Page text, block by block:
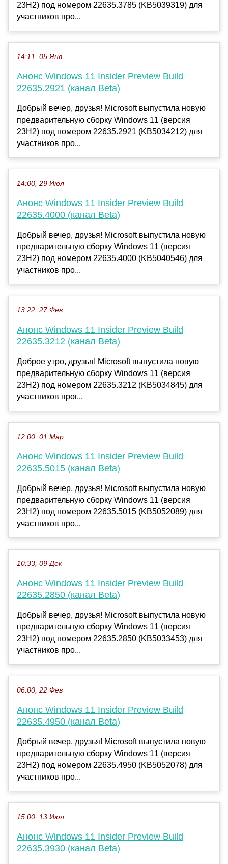
23H2) под номером 22635.3785 (KB5039319) для
участников про...
14:11, 05 Янв
Анонс Windows 11 Insider Preview Build
22635.2921 (канал Beta)
Добрый вечер, друзья! Microsoft выпустила новую
предварительную сборку Windows 11 (версия
23H2) под номером 22635.2921 (KB5034212) для
участников про...
14:00, 29 Июл
Анонс Windows 11 Insider Preview Build
22635.4000 (канал Beta)
Добрый вечер, друзья! Microsoft выпустила новую
предварительную сборку Windows 11 (версия
23H2) под номером 22635.4000 (KB5040546) для
участников про...
13:22, 27 Фев
Анонс Windows 11 Insider Preview Build
22635.3212 (канал Beta)
Доброе утро, друзья! Microsoft выпустила новую
предварительную сборку Windows 11 (версия
23H2) под номером 22635.3212 (KB5034845) для
участников прог...
12:00, 01 Мар
Анонс Windows 11 Insider Preview Build
22635.5015 (канал Beta)
Добрый вечер, друзья! Microsoft выпустила новую
предварительную сборку Windows 11 (версия
23H2) под номером 22635.5015 (KB5052089) для
участников про...
10:33, 09 Дек
Анонс Windows 11 Insider Preview Build
22635.2850 (канал Beta)
Добрый вечер, друзья! Microsoft выпустила новую
предварительную сборку Windows 11 (версия
23H2) под номером 22635.2850 (KB5033453) для
участников про...
06:00, 22 Фев
Анонс Windows 11 Insider Preview Build
22635.4950 (канал Beta)
Добрый вечер, друзья! Microsoft выпустила новую
предварительную сборку Windows 11 (версия
23H2) под номером 22635.4950 (KB5052078) для
участников про...
15:00, 13 Июл
Анонс Windows 11 Insider Preview Build
22635.3930 (канал Beta)